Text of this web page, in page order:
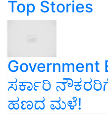
Top Stories
Government
ಸರ್ಕಾರಿ
ಹಣದ ಮಳೆ!